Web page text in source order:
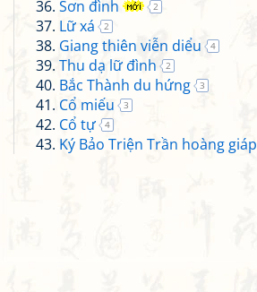
Sơn đình 2
Lữ xá 2
Giang thiên viễn diểu 4
Thu dạ lữ đình 2
Bắc Thành du hứng 3
Cổ miếu 3
Cổ tự 4
Ký Bảo Triện Trần hoàng giáp